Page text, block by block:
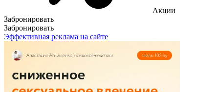
Акции
Забронировать
Забронировать
Эффективная реклама на сайте